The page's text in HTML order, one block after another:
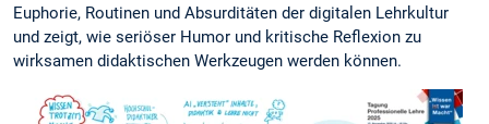
Euphorie, Routinen und Absurditäten der digitalen Lehrkultur
und zeigt, wie seriöser Humor und kritische Reflexion zu
wirksamen didaktischen Werkzeugen werden können.